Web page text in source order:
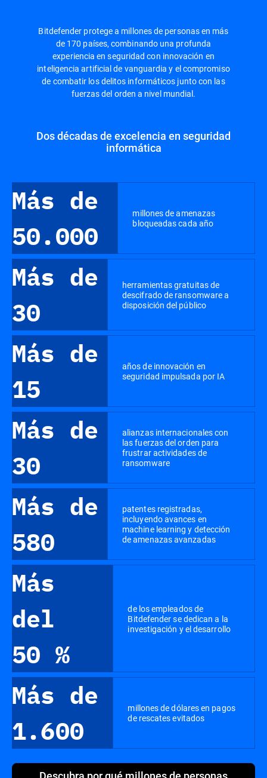
Bitdefender protege a millones de personas en más
de 170 países, combinando una profunda
experiencia en seguridad con innovación en
inteligencia artificial de vanguardia y el compromiso
de combatir los delitos informáticos junto con las
fuerzas del orden a nivel mundial.
Dos décadas de excelencia en seguridad
informática
Más de
50.000
millones de amenazas
bloqueadas cada año
Más de
30
herramientas gratuitas de
descifrado de ransomware a
disposición del público
Más de
15
años de innovación en
seguridad impulsada por IA
Más de
30
alianzas internacionales con
las fuerzas del orden para
frustrar actividades de
ransomware
Más de
580
patentes registradas,
incluyendo avances en
machine learning y detección
de amenazas avanzadas
Más
del
50 %
de los empleados de
Bitdefender se dedican a la
investigación y el desarrollo
Más de
1.600
millones de dólares en pagos
de rescates evitados